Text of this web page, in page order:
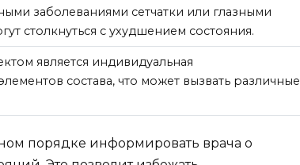
заболеваниями сетчатки или глазными
столкнуться с ухудшением состояния.
является индивидуальная
состава, что может вызвать различные
порядке информировать врача о